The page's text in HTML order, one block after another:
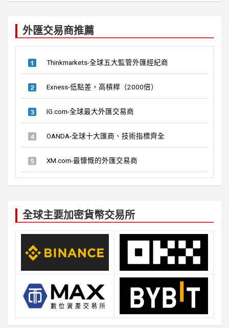
外匯交易商推薦
Thinkmarkets-全球五大監管外匯經紀商
Exness-低點差，高槓桿（2000倍）
IG.com-全球最大外匯交易商
OANDA-全球十大匯商、技術指標齊全
XM.com-最慷慨的外匯交易商
全球主要加密貨幣交易所